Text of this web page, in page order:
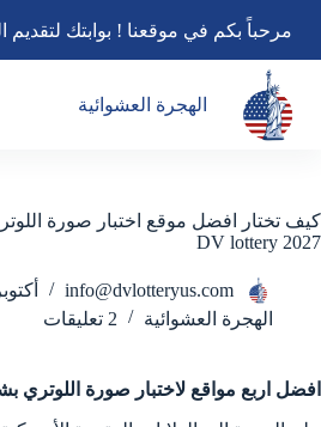
المحتوى
مرحباً بكم في موقعنا ! بوابتك لتقديم
الهجرة العشوائية
كيف تختار افضل موقع اختبار صورة
DV lottery 2027
info@dvlotteryus.com
أكتوبر 5,
الهجرة العشوائية
2 تعليقات
افضل اربع مواقع لاختبار صورة